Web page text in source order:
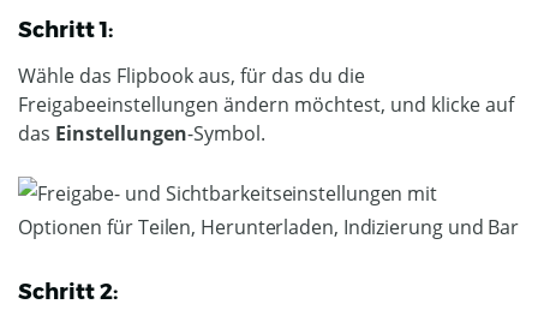
Schritt 1:
Wähle das Flipbook aus, für das du die
Freigabeeinstellungen ändern möchtest, und klicke auf
das Einstellungen-Symbol.
Schritt 2: